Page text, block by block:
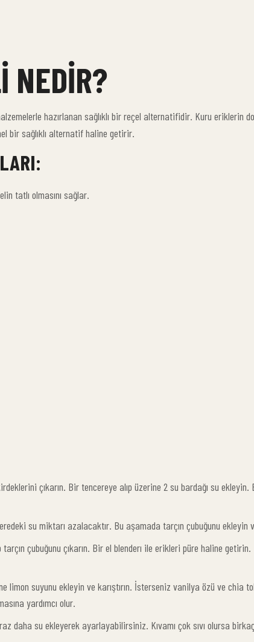
NEDIR?
hazırlanan sağlıklı bir reçel alternatifidir. Kuru eriklerin
bir sağlıklı alternatif haline getirir.
tatlı olmasını sağlar.
çıkarın. Bir tencereye alıp üzerine 2 su bardağı su
su miktarı azalacaktır. Bu aşamada tarçın çubuğunu ekleyin
çubuğunu çıkarın. Bir el blenderı ile erikleri püre haline
limon suyunu ekleyin ve karıştırın. İsterseniz vanilya özü ve chia
yardımcı olur.
daha su ekleyerek ayarlayabilirsiniz. Kıvamı çok sıvı olursa